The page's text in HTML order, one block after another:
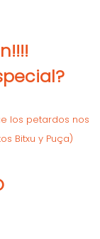
los petardos nos
Bitxu y Puça)